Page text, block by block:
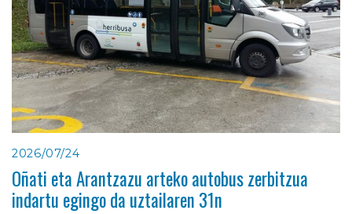
2026/07/24
Oñati eta Arantzazu arteko autobus zerbitzua
indartu egingo da uztailaren 31n